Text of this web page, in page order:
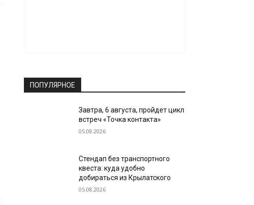
ПОПУЛЯРНОЕ
Завтра, 6 августа, пройдет цикл
встреч «Точка контакта»
05.08.2026
Стендап без транспортного
квеста: куда удобно
добираться из Крылатского
05.08.2026